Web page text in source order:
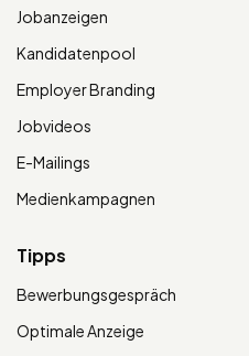
Jobanzeigen
Kandidatenpool
Employer Branding
Jobvideos
E-Mailings
Medienkampagnen
Tipps
Bewerbungsgespräch
Optimale Anzeige